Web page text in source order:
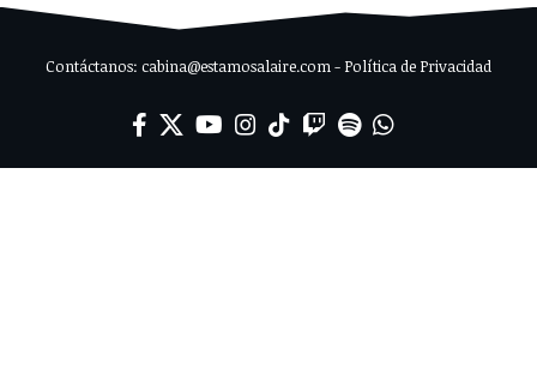
Contáctanos: cabina@estamosalaire.com - Política de Privacidad